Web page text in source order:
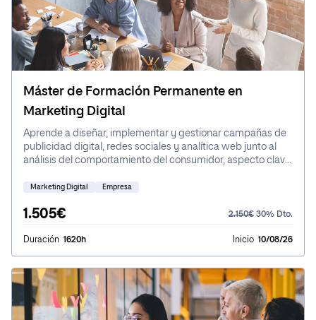
Empresa
Ciencias de la Salud
Máster de Formación Permanente en
Marketing Digital
Aprende a diseñar, implementar y gestionar campañas de
publicidad digital, redes sociales y analítica web junto al
análisis del comportamiento del consumidor, aspecto clave
digital en un entorno en constante cambio y maximiza los
Marketing Digital Empresa
1.505€ 2.150€ 30% Dto.
Duración 1620h Inicio 10/08/26